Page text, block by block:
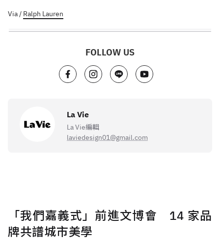
Via / Ralph Lauren
FOLLOW US
La Vie
La Vie編輯
laviedesign01@gmail.com
「我們嘉義式」前進文博會 14 家品
牌共譜城市美學